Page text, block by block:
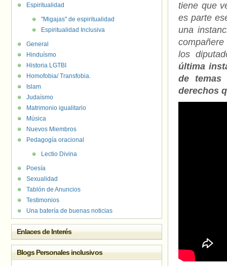
tiene que
es parte
una
los
última
de temas
derechos
Espiritualidad
"Migajas" de espiritualidad
Espiritualidad Inclusiva
General
Hinduísmo
Historia LGTBI
Homofobia/ Transfobia.
Islam
Judaísmo
Matrimonio igualitario
Música
Nuevos Miembros
Pedagogía oracional
Lectio Divina
Poesía
Sexualidad
Tablón de Anuncios
Testimonios
Una batería de buenas noticias
Enlaces de Interés
Blogs Personales inclusivos